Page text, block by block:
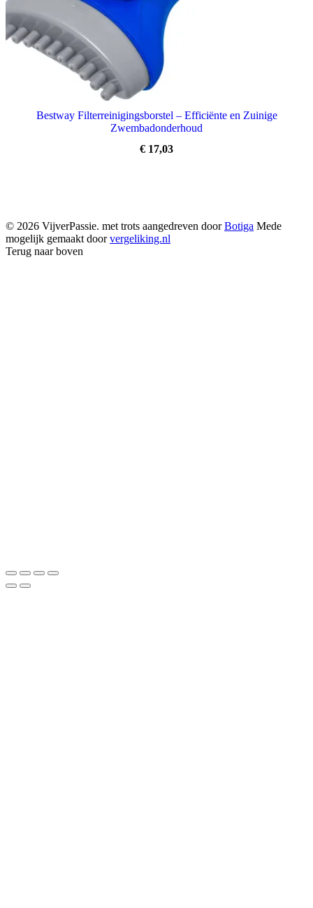
Bestway Filterreinigingsborstel – Efficiënte en Zuinige
Zwembadonderhoud
€ 17,03
© 2026 VijverPassie. met trots aangedreven doorBotiga Mede
mogelijk gemaakt doorvergeliking.nl
Terug naar boven